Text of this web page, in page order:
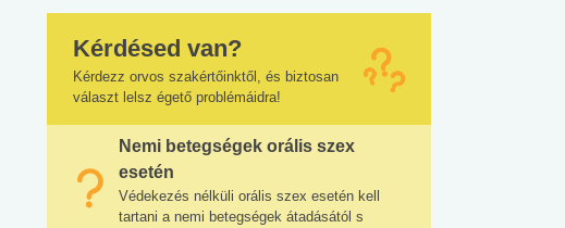
Kérdésed van?
Kérdezz orvos szakértőinktől, és biztosan
választ lelsz égető problémáidra!
Nemi betegségek orális szex
esetén
Védekezés nélküli orális szex esetén kell
tartani a nemi betegségek átadásától s